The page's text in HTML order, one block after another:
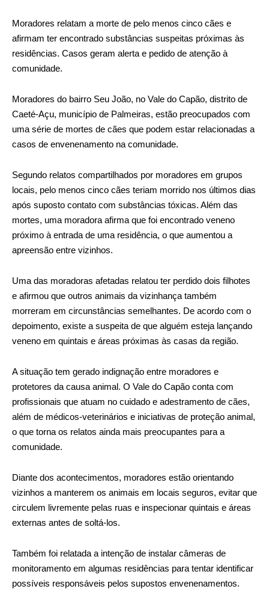
Moradores relatam a morte de pelo menos cinco cães e
afirmam ter encontrado substâncias suspeitas próximas às
residências. Casos geram alerta e pedido de atenção à
comunidade.
Moradores do bairro Seu João, no Vale do Capão, distrito de
Caeté-Açu, município de Palmeiras, estão preocupados com
uma série de mortes de cães que podem estar relacionadas a
casos de envenenamento na comunidade.
Segundo relatos compartilhados por moradores em grupos
locais, pelo menos cinco cães teriam morrido nos últimos dias
após suposto contato com substâncias tóxicas. Além das
mortes, uma moradora afirma que foi encontrado veneno
próximo à entrada de uma residência, o que aumentou a
apreensão entre vizinhos.
Uma das moradoras afetadas relatou ter perdido dois filhotes
e afirmou que outros animais da vizinhança também
morreram em circunstâncias semelhantes. De acordo com o
depoimento, existe a suspeita de que alguém esteja lançando
veneno em quintais e áreas próximas às casas da região.
A situação tem gerado indignação entre moradores e
protetores da causa animal. O Vale do Capão conta com
profissionais que atuam no cuidado e adestramento de cães,
além de médicos-veterinários e iniciativas de proteção animal,
o que torna os relatos ainda mais preocupantes para a
comunidade.
Diante dos acontecimentos, moradores estão orientando
vizinhos a manterem os animais em locais seguros, evitar que
circulem livremente pelas ruas e inspecionar quintais e áreas
externas antes de soltá-los.
Também foi relatada a intenção de instalar câmeras de
monitoramento em algumas residências para tentar identificar
possíveis responsáveis pelos supostos envenenamentos.